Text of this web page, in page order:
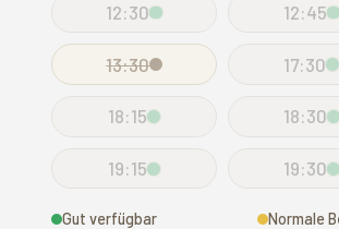
12:30 12:45
13:30 17:30
18:15 18:30
19:15 19:30
Gut verfügbar Normale